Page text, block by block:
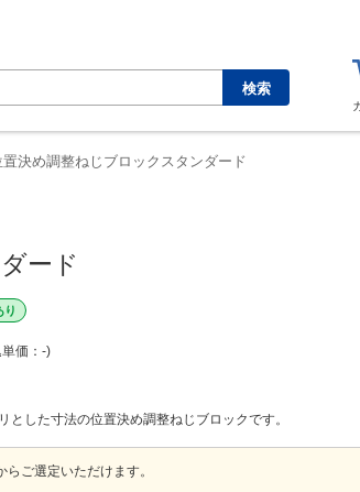
検索
置決め調整ねじブロックスタンダード
ード
り
価
-
とした寸法の位置決め調整ねじブロックです。
らご選定いただけます。